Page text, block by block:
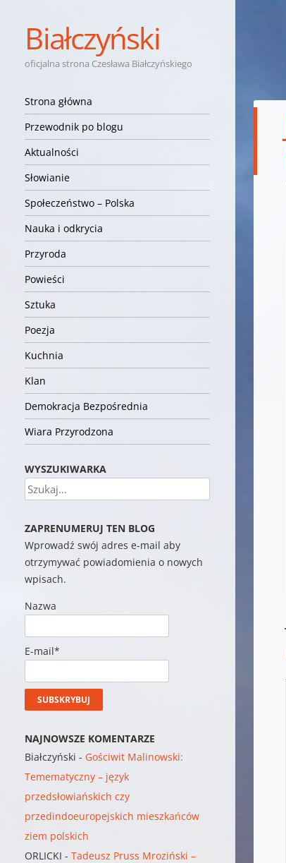
Białczyński
oficjalna strona Czesława Białczyńskiego
Nawigacja
Przejdź do treści
Strona główna
Przewodnik po blogu
Aktualności
Słowianie
Społeczeństwo – Polska
Nauka i odkrycia
Przyroda
Powieści
Sztuka
Poezja
Kuchnia
Klan
Demokracja Bezpośrednia
Wiara Przyrodzona
WYSZUKIWARKA
Szukaj
ZAPRENUMERUJ TEN BLOG
Wprowadź swój adres e-mail aby
otrzymywać powiadomienia o nowych
wpisach.
Nazwa
E-mail*
NAJNOWSZE KOMENTARZE
Białczyński - Gościwit Malinowski:
Temematyczny – język
przedsłowiańskich czy
przedindoeuropejskich mieszkańców
ziem polskich
ORLICKI -Tadeusz Pruss Mroziński –